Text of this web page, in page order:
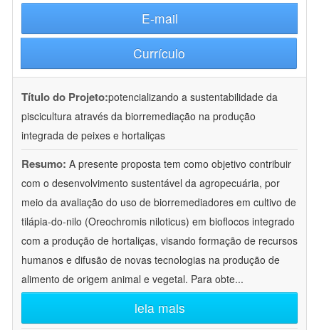
E-mail
Currículo
Título do Projeto:potencializando a sustentabilidade da
piscicultura através da biorremediação na produção
integrada de peixes e hortaliças
Resumo: A presente proposta tem como objetivo contribuir
com o desenvolvimento sustentável da agropecuária, por
meio da avaliação do uso de biorremediadores em cultivo de
tilápia-do-nilo (Oreochromis niloticus) em bioflocos integrado
com a produção de hortaliças, visando formação de recursos
humanos e difusão de novas tecnologias na produção de
alimento de origem animal e vegetal. Para obte...
leia mais